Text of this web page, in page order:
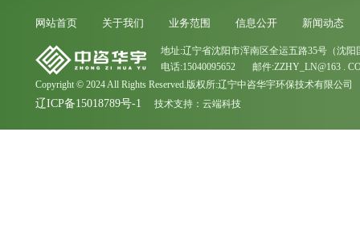
网站首页 关于我们 业务范围 信息公开 新闻动态
地址:辽宁省沈阳市浑南区全运五路35号（沈阳
电话:15040095652 邮件:ZZHY_LN@163 .
Copyright © 2024 All Rights Reserved.版权所:辽宁中咨华宇环保技术有限公司
辽ICP备15018789号-1 技术支持： 云端科技